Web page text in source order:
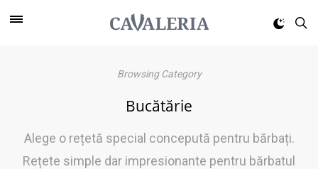
Browsing Category
Bucătărie
Alege o rețetă special concepută pentru bărbați.
Rețete simple dar impresionante pentru bărbatul